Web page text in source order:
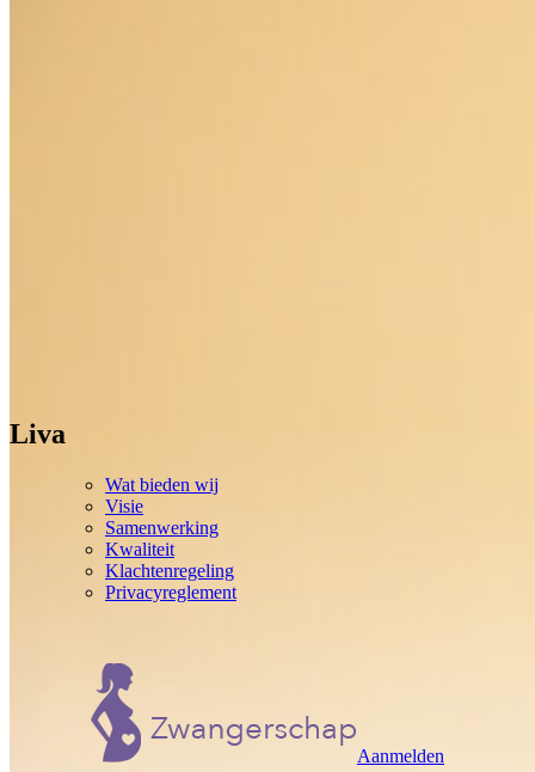
Liva
Wat bieden wij
Visie
Samenwerking
Kwaliteit
Klachtenregeling
Privacyreglement
Aanmelden